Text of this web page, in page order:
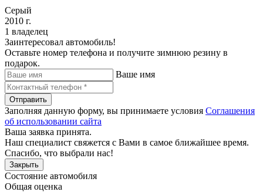
Серый
2010 г.
1 владелец
Заинтересовал автомобиль!
Оставьте номер телефона и получите зимнюю резину в
подарок.
Ваше имя
Отправить
Заполняя данную форму, вы принимаете условия Соглашения
об использовании сайта
Ваша заявка принята.
Наш специалист свяжется с Вами в самое ближайшее время.
Спасибо, что выбрали нас!
Закрыть
Состояние автомобиля
Общая оценка